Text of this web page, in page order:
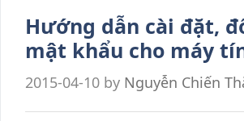
Hướng dẫn cài đặt,
mật khẩu cho máy
2015-04-10 by Nguyễn Chiến